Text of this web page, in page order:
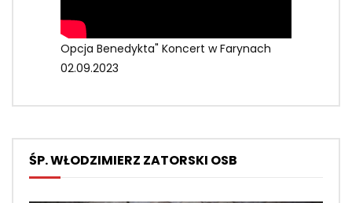
Opcja Benedykta" Koncert w Farynach
02.09.2023
ŚP. WŁODZIMIERZ ZATORSKI OSB